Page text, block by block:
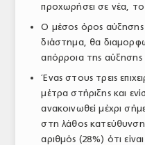
προχωρήσει σε νέα,
Ο μέσος όρος
διάστημα, θα
απόρροια της
Ένας στους τρεις
μέτρα στήριξης και
ανακοινωθεί μέχρι
στη λάθος
αριθμός (28%) ότι